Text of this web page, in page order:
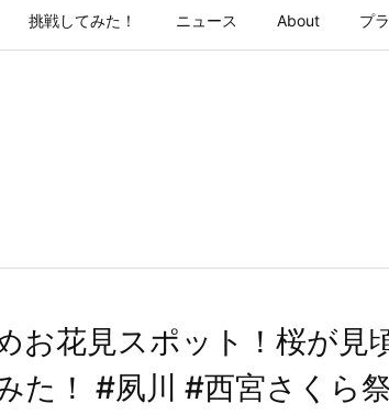
挑戦してみた！ ニュース About プ
お花見スポット！桜が見
た！ #夙川 #西宮さくら